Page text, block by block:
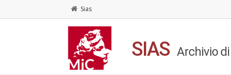
Sias
SIAS Archivio